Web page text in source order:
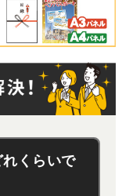
くらいで